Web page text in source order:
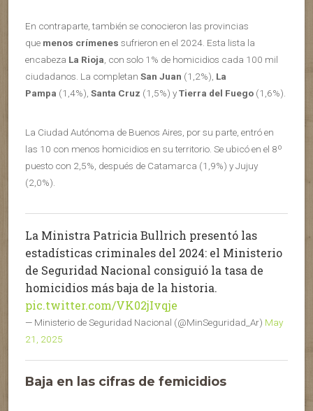
En contraparte, también se conocieron las provincias
que menos crímenes sufrieron en el 2024. Esta lista la
encabeza La Rioja, con solo 1% de homicidios cada 100 mil
ciudadanos. La completan San Juan (1,2%), La
Pampa (1,4%), Santa Cruz (1,5%) yTierra del Fuego (1,6%).
La Ciudad Autónoma de Buenos Aires, por su parte, entró en
las 10 con menos homicidios en su territorio. Se ubicó en el 8º
puesto con 2,5%, después de Catamarca (1,9%) y Jujuy
(2,0%).
La Ministra Patricia Bullrich presentó las
estadísticas criminales del 2024: el Ministerio
de Seguridad Nacional consiguió la tasa de
homicidios más baja de la historia.
pic.twitter.com/VK02jIvqje
— Ministerio de Seguridad Nacional (@MinSeguridad_Ar) May
21, 2025
Baja en las cifras de femicidios